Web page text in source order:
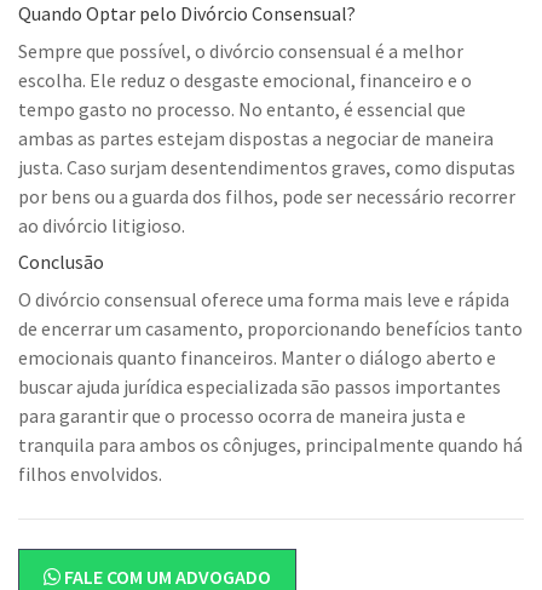
Quando Optar pelo Divórcio Consensual?
Sempre que possível, o divórcio consensual é a melhor
escolha. Ele reduz o desgaste emocional, financeiro e o
tempo gasto no processo. No entanto, é essencial que
ambas as partes estejam dispostas a negociar de maneira
justa. Caso surjam desentendimentos graves, como disputas
por bens ou a guarda dos filhos, pode ser necessário recorrer
ao divórcio litigioso.
Conclusão
O divórcio consensual oferece uma forma mais leve e rápida
de encerrar um casamento, proporcionando benefícios tanto
emocionais quanto financeiros. Manter o diálogo aberto e
buscar ajuda jurídica especializada são passos importantes
para garantir que o processo ocorra de maneira justa e
tranquila para ambos os cônjuges, principalmente quando há
filhos envolvidos.
FALE COM UM ADVOGADO